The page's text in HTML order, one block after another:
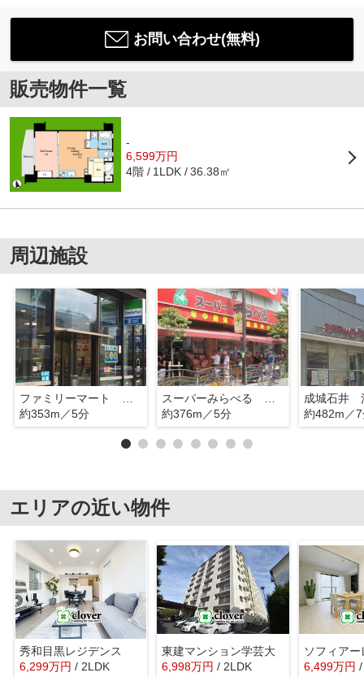
お問い合わせ(無料)
販売物件一覧
-
6,599万円
4階 1LDK 36.38㎡
周辺施設
ファミリーマート 目黒青葉台四丁目店
約353m／5分
スーパーみらべる 目黒大橋店
約376m／5分
成城石井
約482m／
エリアの近い物件
秀和目黒レジデンス
6,299万円 / 2LDK
東建マンション学芸大
6,998万円 / 2LDK
ソフィア
6,499万円